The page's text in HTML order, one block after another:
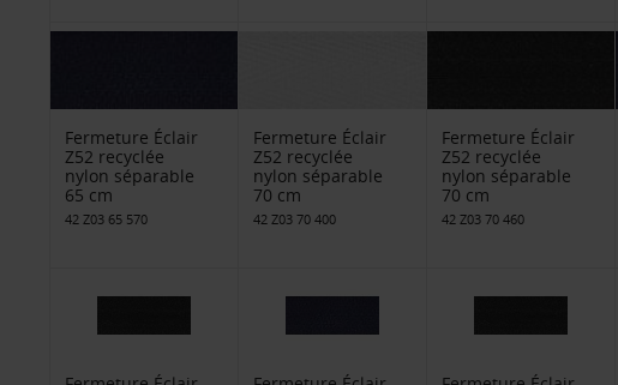
Fermeture Éclair
Z52 recyclée
nylon séparable
65 cm
42 Z03 65 570
Fermeture Éclair
Z52 recyclée
nylon séparable
70 cm
42 Z03 70 400
Fermeture Éclair
Z52 recyclée
nylon séparable
70 cm
42 Z03 70 460